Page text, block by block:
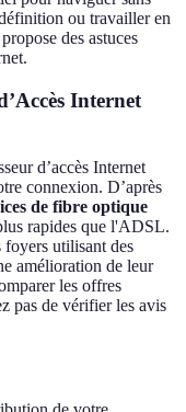
ou travailler en
des astuces
Internet
d’accès Internet
connexion. D’après
de fibre optique
rapides que l'ADSL.
utilisant des
amélioration de leur
les offres
pas de vérifier les avis